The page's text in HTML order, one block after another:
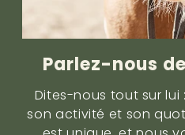
Parlez-nous
Dites-nous tout sur lui
son activité et son